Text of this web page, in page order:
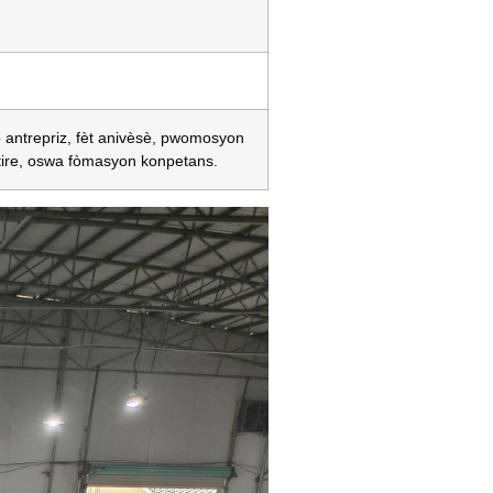
fèt anivèsè, pwomosyon
oswa fòmasyon konpetans.